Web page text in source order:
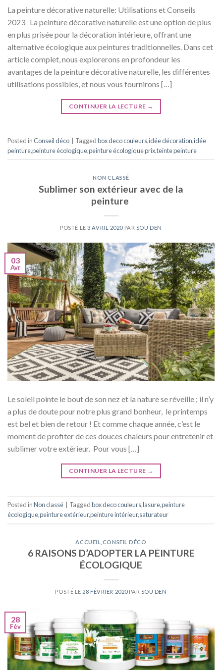
La peinture décorative naturelle: Utilisations et Conseils
2023 La peinture décorative naturelle est une option de plus
en plus prisée pour la décoration intérieure, offrant une
alternative écologique aux peintures traditionnelles. Dans cet
article complet, nous explorerons en profondeur les
avantages de la peinture décorative naturelle, les différentes
utilisations possibles, et nous vous fournirons […]
CONTINUER LA LECTURE →
Posted inConseil déco Taggedbox deco couleurs,idée décoration,idée
peinture,peinture écologique,peinture écologique prix,teinte peinture
NON CLASSÉ
Sublimer son extérieur avec de la
peinture
POSTÉ LE3 AVRIL 2020 PAR SOU DEN
03
Avr
Le soleil pointe le bout de son nez et la nature se réveille ; il n’y
a plus de doute pour notre plus grand bonheur, le printemps
est bel et bien de retour ! Et comme chaque année, c’est le
moment de profiter de ces douces chaleurs pour entretenir et
sublimer votre extérieur. Pour vous […]
CONTINUER LA LECTURE →
Posted inNon classé Taggedbox deco couleurs,lasure,peinture
écologique,peinture extérieur,peinture intérieur,saturateur
ACCUEIL CONSEIL DÉCO
6 RAISONS D’ADOPTER LA PEINTURE
ÉCOLOGIQUE
POSTÉ LE 28 FÉVRIER 2020PAR SOU DEN
28
Fév